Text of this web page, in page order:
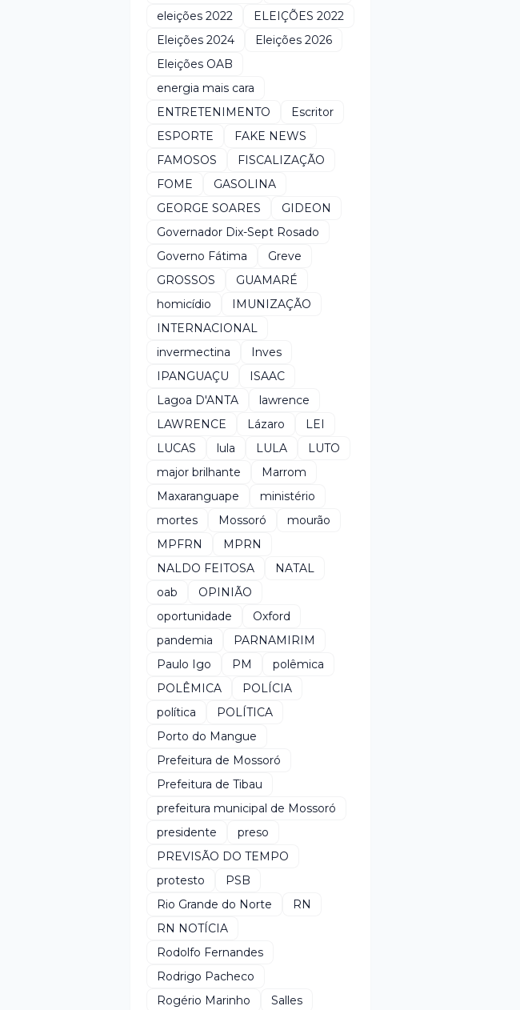
eleições 2022
ELEIÇÕES 2022
Eleições 2024
Eleições 2026
Eleições OAB
energia mais cara
ENTRETENIMENTO
Escritor
ESPORTE
FAKE NEWS
FAMOSOS
FISCALIZAÇÃO
FOME
GASOLINA
GEORGE SOARES
GIDEON
Governador Dix-Sept Rosado
Governo Fátima
Greve
GROSSOS
GUAMARÉ
homicídio
IMUNIZAÇÃO
INTERNACIONAL
invermectina
Inves
IPANGUAÇU
ISAAC
Lagoa D'ANTA
lawrence
LAWRENCE
Lázaro
LEI
LUCAS
lula LULA
LUTO
major brilhante
Marrom
Maxaranguape
ministério
mortes
Mossoró
mourão
MPFRN
MPRN
NALDO FEITOSA
NATAL
oab
OPINIÃO
oportunidade
Oxford
pandemia
PARNAMIRIM
Paulo Igo
PM
polêmica
POLÊMICA
POLÍCIA
política
POLÍTICA
Porto do Mangue
Prefeitura de Mossoró
Prefeitura de Tibau
prefeitura municipal de Mossoró
presidente
preso
PREVISÃO DO TEMPO
protesto
PSB
Rio Grande do Norte
RN
RN NOTÍCIA
Rodolfo Fernandes
Rodrigo Pacheco
Rogério Marinho
Salles